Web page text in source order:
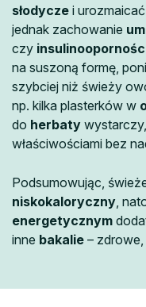
słodycze i
jednak zachowanie
czy
na suszoną formę,
szybciej niż świeży
np. kilka plasterków w
do herbaty
właściwościami bez
Podsumowując,
niskokaloryczny ,
energetycznym
inne bakalie – zdrowe,